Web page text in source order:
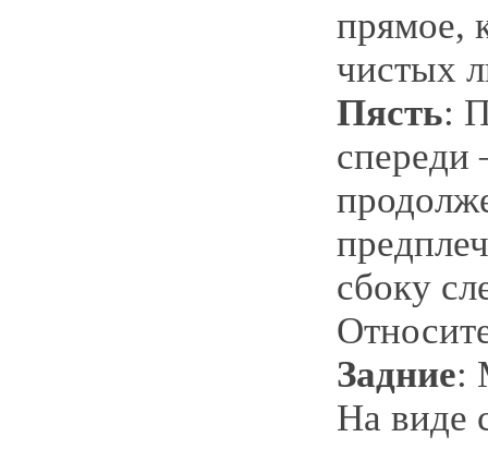
прямое,
чистых
Пясть:
спереди
сбоку
Задние:
На виде